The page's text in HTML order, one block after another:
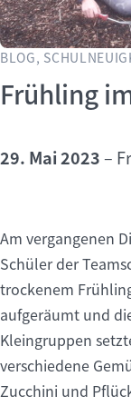
Frühling
BLOG,
29. Mai 2023–
Am vergangenen
Schüler der
trockenem
aufgeräumt und
Kleingruppen
verschiedene
Zucchini und